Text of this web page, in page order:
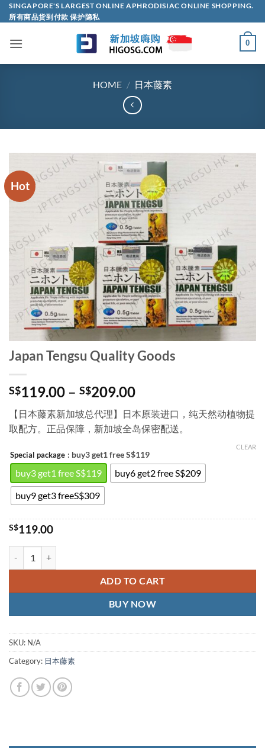
Skip
to
SINGAPORE'S LARGEST ONLINE APHRODISIAC ONLINE SHOPPING.
所有商品货到付款 保护隐私
0
HOME / 日本藤素
Hot
Japan Tengsu Quality Goods
S$119.00 – S$209.00Price
range:
S$119.00
through
S$209.00
【日本藤素新加坡总代理】日本原装进口，纯天然动植物提
取配方。正品保障，新加坡全岛保密配送。
Special package : buy3 get1 free S$119
buy3 get1 free S$119
buy6 get2 free S$209
buy9 get3 freeS$309
CLEAR
S$119.00
ADD TO CART
BUY NOW
SKU: N/A
Category: 日本藤素